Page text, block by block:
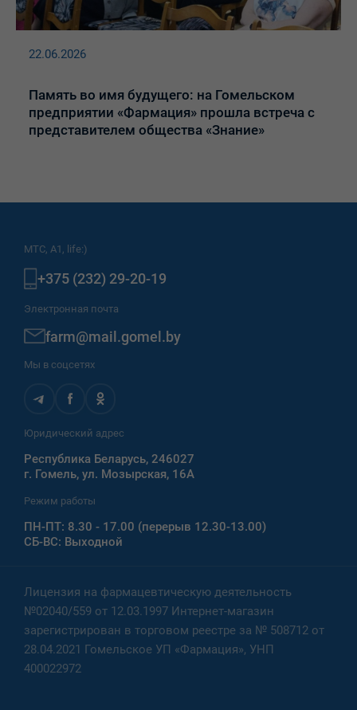
22.06.2026
Память во имя будущего: на Гомельском
предприятии «Фармация» прошла встреча с
представителем общества «Знание»
МТС, A1, life:)
+375 (232) 29-20-19
Электронная почта
farm@mail.gomel.by
Мы в соцсетях
Юридический адрес
Республика Беларусь, 246027
г. Гомель, ул. Мозырская, 16А
Режим работы
ПН-ПТ: 8.30 - 17.00 (перерыв 12.30-13.00)
СБ-ВС: Выходной
Лицензия на фармацевтическую деятельность
№02040/559 от 12.03.1997 Интернет-магазин
зарегистрирован в торговом реестре за № 508712 от
28.04.2021 Гомельское УП «Фармация», УНП
400022972